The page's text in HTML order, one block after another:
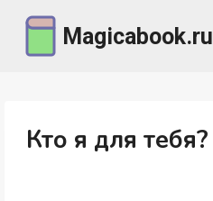
содержимому
Magicabook.ru
Кто я для тебя?